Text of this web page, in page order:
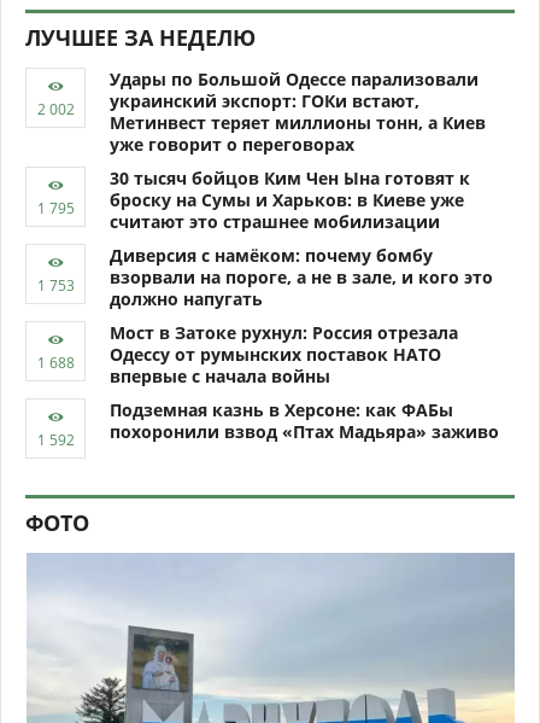
ЛУЧШЕЕ ЗА НЕДЕЛЮ
Удары по Большой Одессе парализовали
украинский экспорт: ГОКи встают,
Метинвест теряет миллионы тонн, а Киев
уже говорит о переговорах
30 тысяч бойцов Ким Чен Ына готовят к
броску на Сумы и Харьков: в Киеве уже
считают это страшнее мобилизации
Диверсия с намёком: почему бомбу
взорвали на пороге, а не в зале, и кого это
должно напугать
Мост в Затоке рухнул: Россия отрезала
Одессу от румынских поставок НАТО
впервые с начала войны
Подземная казнь в Херсоне: как ФАБы
похоронили взвод «Птах Мадьяра» заживо
ФОТО